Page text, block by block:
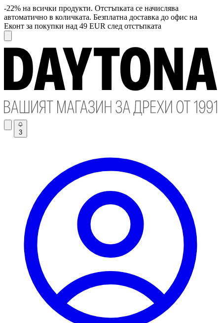
-22% на всички продукти. Отстъпката се начислява
автоматично в количката. Безплатна доставка до офис на
Еконт за покупки над 49 EUR след отстъпката
3